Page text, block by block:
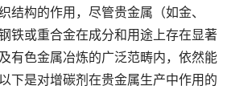
结构的作用，尽管贵金属（如金、
铁或重合金在成分和用途上存在显著
有色金属冶炼的广泛范畴内，依然能
下是对增碳剂在贵金属生产中作用的